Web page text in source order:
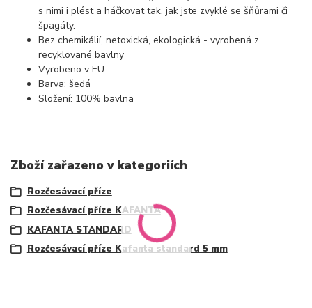
s nimi i plést a háčkovat tak, jak jste zvyklé se šňůrami či
špagáty.
Bez chemikálií, netoxická, ekologická - vyrobená z
recyklované bavlny
Vyrobeno v EU
Barva: šedá
Složení: 100% bavlna
Zboží zařazeno v kategoriích
Rozčesávací příze
Rozčesávací příze KAFANTA
KAFANTA STANDARD
Rozčesávací příze Kafanta standard 5 mm